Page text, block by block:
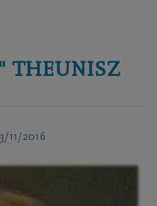
THEUNISZ
11/2016